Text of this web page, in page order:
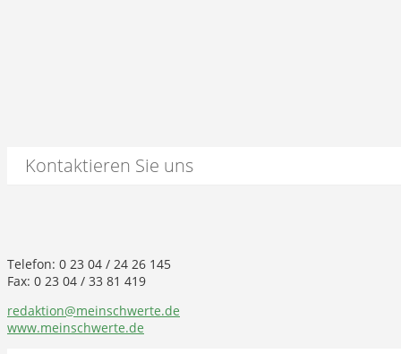
Kontaktieren Sie uns
Telefon: 0 23 04 / 24 26 145
Fax: 0 23 04 / 33 81 419
redaktion@meinschwerte.de
www.meinschwerte.de